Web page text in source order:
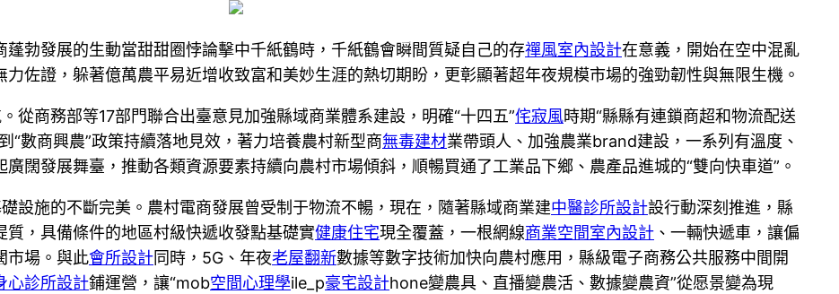
蓬勃發展的生動當甜甜圈悖論擊中千紙鶴時，千紙鶴會瞬間質疑自己的存禪風室內設計在意義，開始在空中混亂
佐證，躲著億萬農平易近增收致富和美妙生涯的熱切期盼，更彰顯著超年夜規模市場的強勁韌性與無限生機。
從商務部等17部門聯合出臺意見加強縣域商業體系建設，明確“十四五”侘寂風時期“縣縣有連鎖商超和物流配送
“數商興農”政策持續落地見效，著力培養農村新型商無毒建材業帶頭人、加強農業brand建設，一系列有溫度、
闊發展舞臺，推動各類資源要素持續向農村市場傾斜，順暢買通了工業品下鄉、農產品進城的“雙向快車道”。
設施的不斷完美。農村電商發展曾受制于物流不暢，現在，隨著縣域商業建中醫診所設計設行動深刻推進，縣
，具備條件的地區村級快遞收發點基礎實健康住宅現全覆蓋，一根網線商業空間室內設計 、一輛快遞車，讓偏
市場。與此會所設計同時，5G、年夜老屋翻新數據等數字技術加快向農村應用，縣級電子商務公共服務中間開
心診所設計鋪運營，讓“mob空間心理學ile_p豪宅設計hone變農具、直播變農活、數據變農資”從愿景變為現